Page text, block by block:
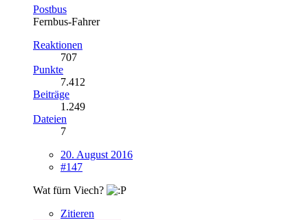
Postbus
Fernbus-Fahrer
Reaktionen
707
Punkte
7.412
Beiträge
1.249
Dateien
7
20. August 2016
#147
Wat fürn Viech?
Zitieren